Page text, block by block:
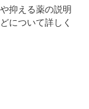
抑える薬の説明
について詳しく